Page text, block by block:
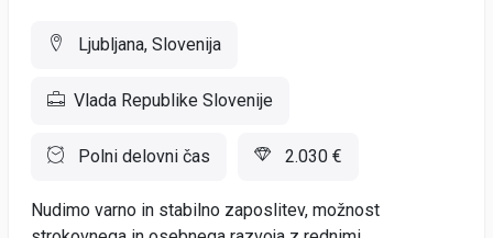
Ljubljana, Slovenija
Vlada Republike Slovenije
Polni delovni čas 2.030 €
Nudimo varno in stabilno zaposlitev, možnost